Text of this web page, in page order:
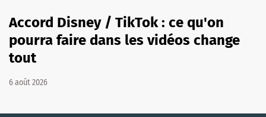
Accord Disney / TikTok : ce qu'on
pourra faire dans les vidéos change
tout
6 août 2026